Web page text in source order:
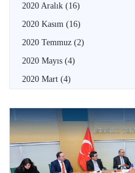
2020 Aralık (16)
2020 Kasım (16)
2020 Temmuz (2)
2020 Mayıs (4)
2020 Mart (4)